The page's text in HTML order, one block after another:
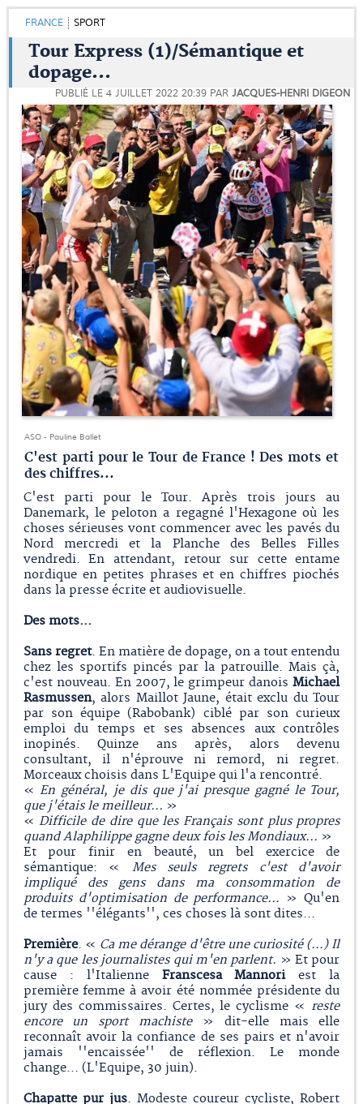
FRANCE SPORT
Tour Express (1)/Sémantique et
dopage...
PUBLIÉ LE 4 JUILLET 2022 20:39 PAR JACQUES-HENRI DIGEON
ASO - Pauline Ballet
C'est parti pour le Tour de France ! Des mots et
des chiffres...
C'est parti pour le Tour. Après trois jours au
Danemark, le peloton a regagné l'Hexagone où les
choses sérieuses vont commencer avec les pavés du
Nord mercredi et la Planche des Belles Filles
vendredi. En attendant, retour sur cette entame
nordique en petites phrases et en chiffres piochés
dans la presse écrite et audiovisuelle.
Des mots...
Sans regret. En matière de dopage, on a tout entendu
chez les sportifs pincés par la patrouille. Mais çà,
c'est nouveau. En 2007, le grimpeur danoisMichael
Rasmussen, alors Maillot Jaune, était exclu du Tour
par son équipe (Rabobank) ciblé par son curieux
emploi du temps et ses absences aux contrôles
inopinés. Quinze ans après, alors devenu
consultant, il n'éprouve ni remord, ni regret.
Morceaux choisis dans L'Equipe qui l'a rencontré.
«En général, je dis que j'ai presque gagné le Tour,
que j'étais le meilleur... »
«Difficile de dire que les Français sont plus propres
quand Alaphilippe gagne deux fois les Mondiaux... »
Et pour finir en beauté, un bel exercice de
sémantique: « Mes seuls regrets c'est d'avoir
impliqué des gens dans ma consommation de
produits d'optimisation de performance... » Qu'en
de termes ''élégants'', ces choses là sont dites...
Première. « Ca me dérange d'être une curiosité (…) Il
n'y a que les journalistes qui m'en parlent. » Et pour
cause : l'Italienne Franscesa Mannoriest la
première femme à avoir été nommée présidente du
jury des commissaires. Certes, le cyclisme « reste
encore un sport machiste» dit-elle mais elle
reconnaît avoir la confiance de ses pairs et n'avoir
jamais ''encaissée'' de réflexion. Le monde
change... (L'Equipe, 30 juin).
Chapatte pur jus. Modeste coureur cycliste, Robert